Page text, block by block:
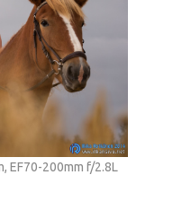
EF70-200mm f/2.8L